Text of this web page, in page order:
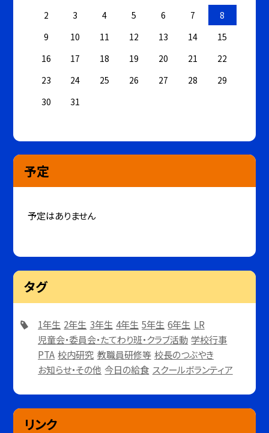
2
3 4 5 6 7
8
9
10 11 12 13 14
15
16
17 18 19 20 21
22
23
24 25 26 27 28
29
30
31
予定
予定はありません
タグ
1年生 2年生 3年生 4年生 5年生 6年生 LR
児童会・委員会・たてわり班・クラブ活動 学校行事
PTA 校内研究 教職員研修等 校長のつぶやき
お知らせ・その他 今日の給食 スクールボランティア
リンク